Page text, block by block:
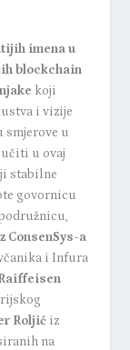
imena u
blockchain
koji
i vizije
u
u ovaj
stabilne
govornicu
ConsenSys-a
i Infura
Roljić iz
na